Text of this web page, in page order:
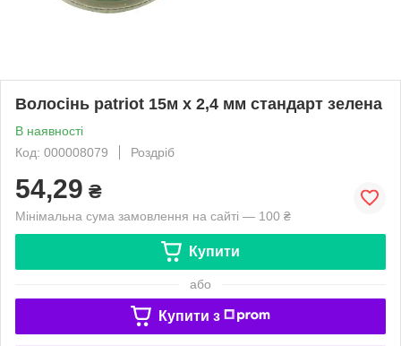
Волосінь patriot 15м х 2,4 мм стандарт зелена
В наявності
Код: 000008079
Роздріб
54,29 ₴
Мінімальна сума замовлення на сайті — 100 ₴
Купити
або
Купити з